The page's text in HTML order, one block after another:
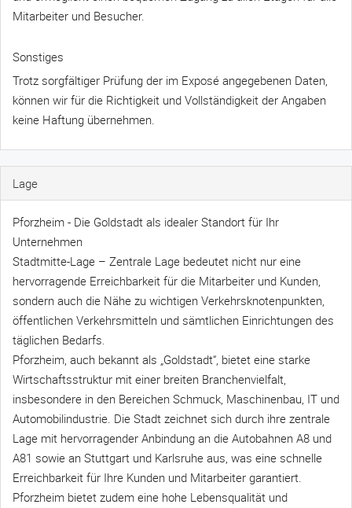
Mitarbeiter und Besucher.
Sonstiges
Trotz sorgfältiger Prüfung der im Exposé angegebenen Daten,
können wir für die Richtigkeit und Vollständigkeit der Angaben
keine Haftung übernehmen.
Lage
Pforzheim - Die Goldstadt als idealer Standort für Ihr
Unternehmen
Stadtmitte-Lage – Zentrale Lage bedeutet nicht nur eine
hervorragende Erreichbarkeit für die Mitarbeiter und Kunden,
sondern auch die Nähe zu wichtigen Verkehrsknotenpunkten,
öffentlichen Verkehrsmitteln und sämtlichen Einrichtungen des
täglichen Bedarfs.
Pforzheim, auch bekannt als „Goldstadt“, bietet eine starke
Wirtschaftsstruktur mit einer breiten Branchenvielfalt,
insbesondere in den Bereichen Schmuck, Maschinenbau, IT und
Automobilindustrie. Die Stadt zeichnet sich durch ihre zentrale
Lage mit hervorragender Anbindung an die Autobahnen A8 und
A81 sowie an Stuttgart und Karlsruhe aus, was eine schnelle
Erreichbarkeit für Ihre Kunden und Mitarbeiter garantiert.
Pforzheim bietet zudem eine hohe Lebensqualität und